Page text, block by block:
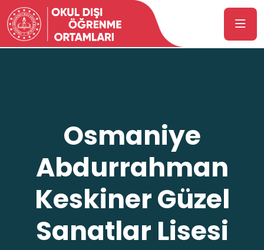
Osmaniye
Abdurrahman
Keskiner Güzel
Sanatlar Lisesi